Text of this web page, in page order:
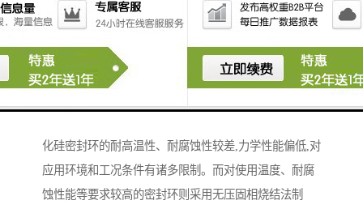
碳化硅陶瓷具有比重小、硬度高、比强度高、耐磨、耐
腐蚀、耐高温、抗热震性能良好等特点,被誉为第四代机
械密封材料,广泛用于各类特殊工况条件下工业设备和装
化硅密封环的耐高温性、耐腐蚀性较差,力学性能偏低,对
应用环境和工况条件有诸多限制。而对使用温度、耐腐
蚀性能等要求较高的密封环则采用无压固相烧结法制